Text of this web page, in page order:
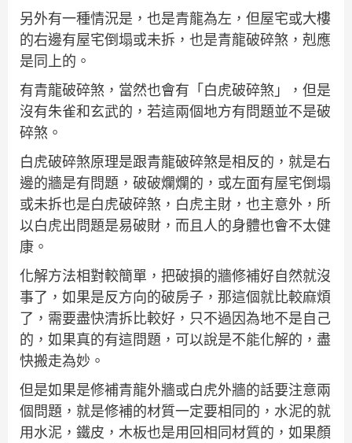
另外有一種情況是，也是青龍為左，但屋宅或大樓
的右邊有屋宅倒塌或未拆，也是青龍破碎煞，剋應
是同上的。
有青龍破碎煞，當然也會有「白虎破碎煞」，但是
沒有朱雀和玄武的，若這兩個地方有問題並不是破
碎煞。
白虎破碎煞原理是跟青龍破碎煞是相反的，就是右
邊的牆是有問題，破破爛爛的，或左面有屋宅倒塌
或未拆也是白虎破碎煞，白虎主財，也主意外，所
以白虎出問題是易破財，而且人的身體也會不太健
康。
化解方法相對較簡單，把破損的牆修補好自然就沒
事了，如果是反方向的破房子，那這個就比較麻煩
了，需要盡快清拆比較好，只不過因為地不是自己
的，如果真的有這問題，可以說是不能化解的，盡
快搬走為妙。
但是如果是修補青龍外牆或白虎外牆的話要注意兩
個問題，就是修補的材質一定要相同的，水泥的就
用水泥，鐵皮，木板也是用回相同材質的，如果顏